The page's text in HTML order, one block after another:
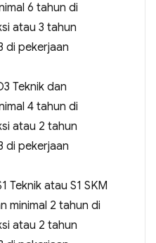
6 tahun di
atau 3 tahun
di pekerjaan
Teknik dan
4 tahun di
atau 2 tahun
di pekerjaan
Teknik atau S1 SKM
minimal 2 tahun di
atau 2 tahun